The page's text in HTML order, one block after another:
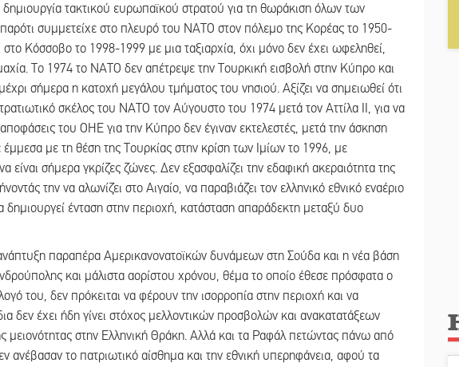
δημιουργία τακτικού ευρωπαϊκού στρατού για τη θωράκιση όλων των
συμμετείχε στο πλευρό του ΝΑΤΟ στον πόλεμο της Κορέας το 1950-
Κόσσοβο το 1998-1999 με μια ταξιαρχία, όχι μόνο δεν έχει ωφεληθεί,
Το 1974 το ΝΑΤΟ δεν απέτρεψε την Τουρκική εισβολή στην Κύπρο και
σήμερα η κατοχή μεγάλου τμήματος του νησιού. Αξίζει να σημειωθεί ότι
σκέλος του ΝΑΤΟ τον Αύγουστο του 1974 μετά τον Αττίλα II, για να
του ΟΗΕ για την Κύπρο δεν έγιναν εκτελεστές, μετά την άσκηση
με τη θέση της Τουρκίας στην κρίση των Ιμίων το 1996, με
είναι σήμερα γκρίζες ζώνες. Δεν εξασφαλίζει την εδαφική ακεραιότητα της
την να αλωνίζει στο Αιγαίο, να παραβιάζει τον ελληνικό εθνικό εναέριο
ένταση στην περιοχή, κατάσταση απαράδεκτη μεταξύ δυο
παραπέρα Αμερικανονατοϊκών δυνάμεων στη Σούδα και η νέα βάση
και μάλιστα αορίστου χρόνου, θέμα το οποίο έθεσε πρόσφατα ο
του, δεν πρόκειται να φέρουν την ισορροπία στην περιοχή και να
δεν έχει ήδη γίνει στόχος μελλοντικών προσβολών και ανακατατάξεων
μειονότητας στην Ελληνική Θράκη. Αλλά και τα Ραφάλ πετώντας πάνω από
ανέβασαν το πατριωτικό αίσθημα και την εθνική υπερηφάνεια, αφού τα